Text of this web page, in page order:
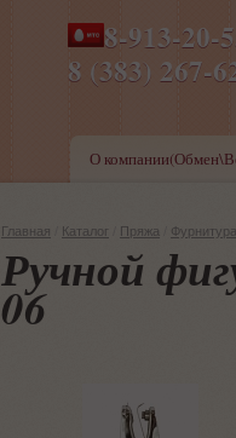
8-913-
8 (383)
ПН-ПТ 8-17,СБ-
О
Главная Каталог Пряжа Фурнитура
Ручной
06